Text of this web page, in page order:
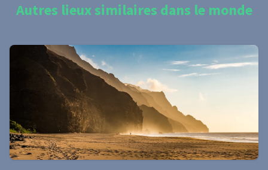
Autres lieux similaires dans le monde